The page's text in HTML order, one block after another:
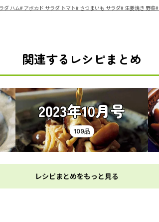
ダ ハム# アボカド サラダ トマト# さつまいも サラダ# 生姜焼き 野菜#
関連するレシピまとめ
2023年10月号
109品
レシピまとめをもっと見る